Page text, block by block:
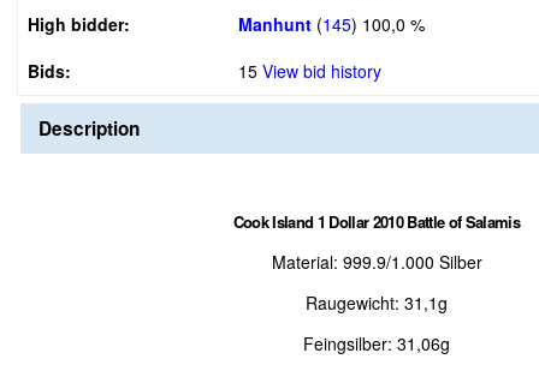
High bidder:
Manhunt (145) 100,0 %
Bids:
15 View bid history
Description
Cook Island 1 Dollar 2010 Battle of Salamis
Material: 999.9/1.000 Silber
Raugewicht: 31,1g
Feingsilber: 31,06g